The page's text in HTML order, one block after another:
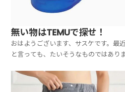
無い物はTEMUで探せ！
おはようございます、サスケです。最
と言っても、たいそうなものではあり
はうつ・パニックの治療のために、
イチャーメイドの、スーパーマルチビ